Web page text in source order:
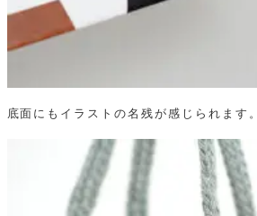
底面にもイラストの名残が感じられます。